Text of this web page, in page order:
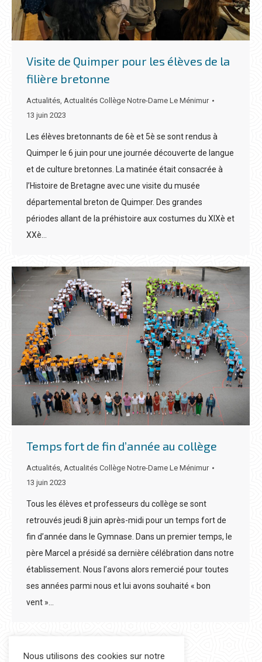
Visite de Quimper pour les élèves de la
filière bretonne
Actualités, Actualités Collège Notre-Dame Le Ménimur
13 juin 2023
Les élèves bretonnants de 6è et 5è se sont rendus à
Quimper le 6 juin pour une journée découverte de langue
et de culture bretonnes. La matinée était consacrée à
l’Histoire de Bretagne avec une visite du musée
départemental breton de Quimper. Des grandes
périodes allant de la préhistoire aux costumes du XIXè et
XXè…
Temps fort de fin d’année au collège
Actualités, Actualités Collège Notre-Dame Le Ménimur
13 juin 2023
Tous les élèves et professeurs du collège se sont
retrouvés jeudi 8 juin après-midi pour un temps fort de
fin d’année dans le Gymnase. Dans un premier temps, le
père Marcel a présidé sa dernière célébration dans notre
établissement. Nous l’avons alors remercié pour toutes
ses années parmi nous et lui avons souhaité « bon
vent »…
Nous utilisons des cookies sur notre